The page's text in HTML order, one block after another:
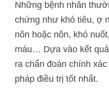
Những bệnh nhân
chứng như khó tiêu, ợ
nôn hoặc nôn, khó
máu… Dựa vào kết
ra chẩn đoán chính
pháp điều trị tốt nhất.